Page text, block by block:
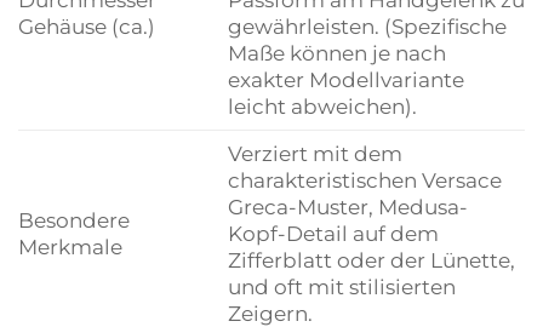
Gehäuse (ca.)
gewährleisten. (Spezifische
Maße können je nach
exakter Modellvariante
leicht abweichen).
Besondere
Merkmale
Verziert mit dem
charakteristischen Versace
Greca-Muster, Medusa-
Kopf-Detail auf dem
Zifferblatt oder der Lünette,
und oft mit stilisierten
Zeigern.